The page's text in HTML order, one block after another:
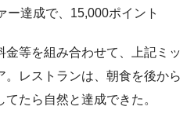
ー達成で、15,000ポイント
金等を組み合わせて、上記ミッ
。レストランは、朝食を後から
たら自然と達成できた。